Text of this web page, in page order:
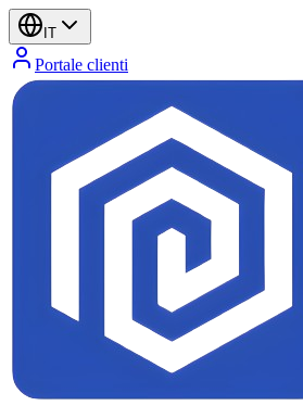
IT
Portale clienti